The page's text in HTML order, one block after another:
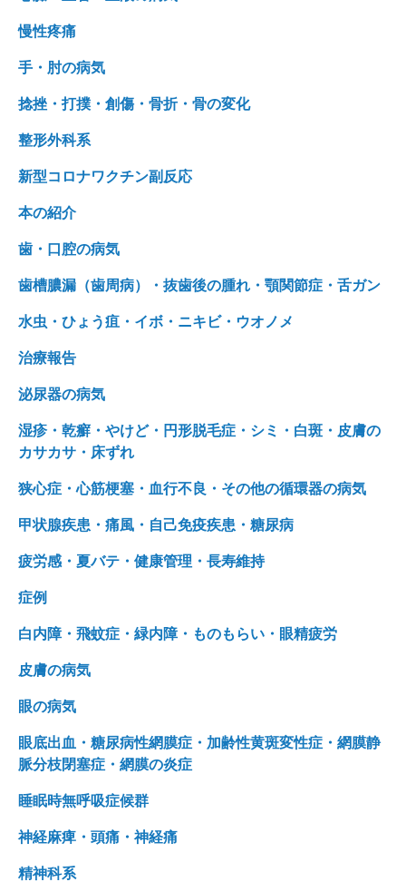
慢性疼痛
手・肘の病気
捻挫・打撲・創傷・骨折・骨の変化
整形外科系
新型コロナワクチン副反応
本の紹介
歯・口腔の病気
歯槽膿漏（歯周病）・抜歯後の腫れ・顎関節症・舌ガン
水虫・ひょう疽・イボ・ニキビ・ウオノメ
治療報告
泌尿器の病気
湿疹・乾癬・やけど・円形脱毛症・シミ・白斑・皮膚の
カサカサ・床ずれ
狭心症・心筋梗塞・血行不良・その他の循環器の病気
甲状腺疾患・痛風・自己免疫疾患・糖尿病
疲労感・夏バテ・健康管理・長寿維持
症例
白内障・飛蚊症・緑内障・ものもらい・眼精疲労
皮膚の病気
眼の病気
眼底出血・糖尿病性網膜症・加齢性黄斑変性症・網膜静
脈分枝閉塞症・網膜の炎症
睡眠時無呼吸症候群
神経麻痺・頭痛・神経痛
精神科系